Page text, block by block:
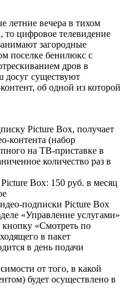
летние вечера в тихом
то цифровое телевидение
загородные
поселке бенилюкс с
дров в
досуг существуют
об одной из которой
Picture Box, получает
контента (набор
на ТВ-приставке в
количество раз в
Box: 150 руб. в месяц
подписки Picture Box
«Управление услугами»
кнопку «Смотреть по
в пакет
в день подачи
от того, в какой
будет осуществлено в